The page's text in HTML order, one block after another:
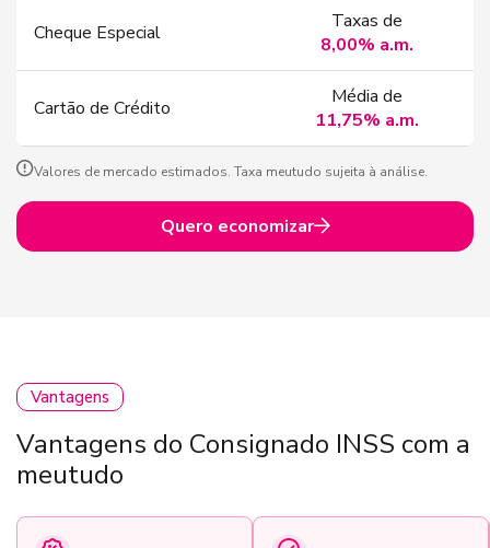
Cheque Especial
Taxas de
8,00% a.m.
Cartão de Crédito
Média de
11,75% a.m.
Valores de mercado estimados. Taxa meutudo sujeita à análise.
Quero economizar
Vantagens
Vantagens do Consignado INSS com a
meutudo